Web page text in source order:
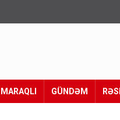
MARAQLI GÜNDƏM